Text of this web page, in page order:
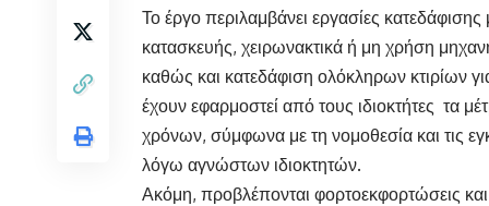
Το έργο περιλαμβάνει εργασίες
κατασκευής, χειρωνακτικά ή μη χρήση
καθώς και κατεδάφιση ολόκληρων κτιρίων
έχουν εφαρμοστεί από τους ιδιοκτήτες τα
χρόνων, σύμφωνα με τη νομοθεσία και τις
λόγω αγνώστων ιδιοκτητών.
Ακόμη, προβλέπονται φορτοεκφορτώσεις